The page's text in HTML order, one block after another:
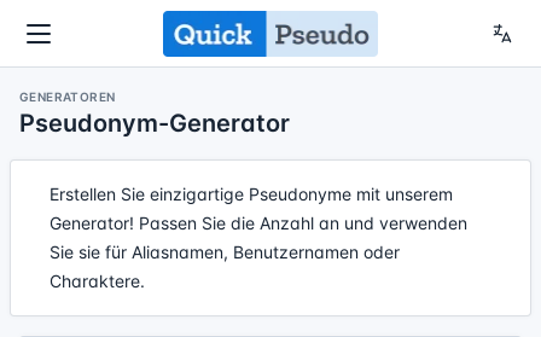
GENERATOREN
Pseudonym-Generator
Erstellen Sie einzigartige Pseudonyme mit unserem
Generator! Passen Sie die Anzahl an und verwenden
Sie sie für Aliasnamen, Benutzernamen oder
Charaktere.